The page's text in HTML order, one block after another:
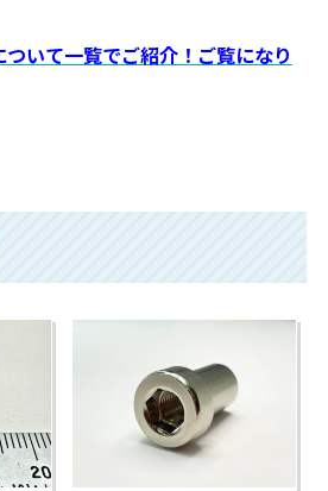
いて一覧でご紹介！ご覧になり